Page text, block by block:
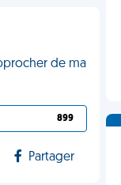
de ma
899
Partager